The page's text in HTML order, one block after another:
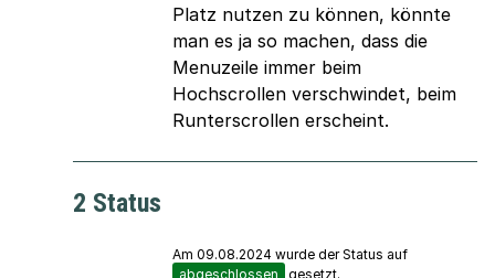
Platz nutzen zu können, könnte
man es ja so machen, dass die
Menuzeile immer beim
Hochscrollen verschwindet, beim
Runterscrollen erscheint.
2 Status
Am 09.08.2024 wurde der Status auf
abgeschlossen
gesetzt.